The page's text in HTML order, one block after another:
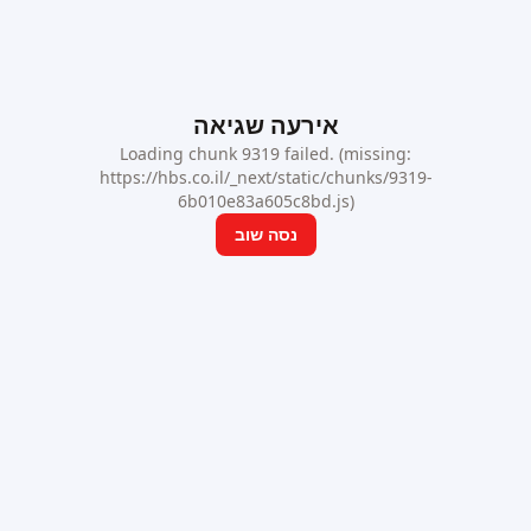
אירעה שגיאה
Loading chunk 9319 failed. (missing:
https://hbs.co.il/_next/static/chunks/9319-
6b010e83a605c8bd.js)